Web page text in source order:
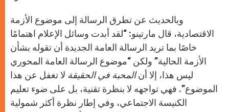
وبالحديث عن تطرق الرسالة إلى موضوع الأزمة
الاقتصادية، قال مارتينو: “لقد أبدت وسائل الإعلام اهتمامًا
خاصًا بما تريد الرسالة العامة الجديدة أن تقوله بشأن
الأزمة الحالية” ولكن “موضوع الرسالة العامة المحوري
ليس هذا، إلا أنالمحبة في الحقيقة لا تغفل عن هذا
الموضوع”. فهي تواجهه لا بنظرة تقنية، بل على ضوء تعليم
الكنيسة الاجتماعي، وفي إطار نظرة أكثر شمولية